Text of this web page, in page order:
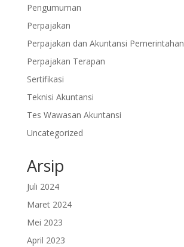
Pengumuman
Perpajakan
Perpajakan dan Akuntansi Pemerintahan
Perpajakan Terapan
Sertifikasi
Teknisi Akuntansi
Tes Wawasan Akuntansi
Uncategorized
Arsip
Juli 2024
Maret 2024
Mei 2023
April 2023